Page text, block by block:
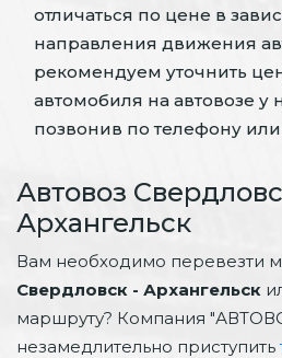
отличаться по цене в
направления движения
рекомендуем уточнить
автомобиля на автовозе
позвонив по телефону или
Автовоз
Архангельск
Вам необходимо перевезти
Свердловск - Архангельск
маршруту? Компания
незамедлительно приступить